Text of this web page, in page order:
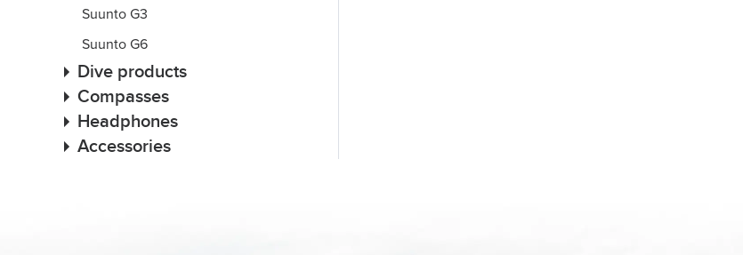
Suunto G3
Suunto G6
Dive products
Compasses
Headphones
Accessories